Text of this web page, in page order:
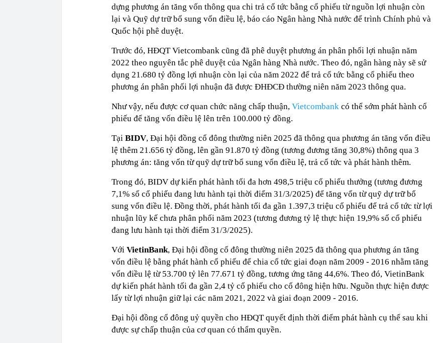
dựng phương án tăng vốn thông qua chi trả cổ tức bằng cổ phiếu từ nguồn lợi nhuận còn
lại và Quỹ dự trữ bổ sung vốn điều lệ, báo cáo Ngân hàng Nhà nước để trình Chính phủ và
Quốc hội phê duyệt.
Trước đó, HĐQT Vietcombank cũng đã phê duyệt phương án phân phối lợi nhuận năm
2022 theo nguyên tắc phê duyệt của Ngân hàng Nhà nước. Theo đó, ngân hàng này sẽ sử
dụng 21.680 tỷ đồng lợi nhuận còn lại của năm 2022 để trả cổ tức bằng cổ phiếu theo
phương án phân phối lợi nhuận đã được ĐHĐCĐ thường niên năm 2023 thông qua.
Như vậy, nếu được cơ quan chức năng chấp thuận, Vietcombank có thể sớm phát hành cổ
phiếu để tăng vốn điều lệ lên trên 100.000 tỷ đồng.
Tại BIDV, Đại hội đồng cổ đông thường niên 2025 đã thông qua phương án tăng vốn điều
lệ thêm 21.656 tỷ đồng, lên gần 91.870 tỷ đồng (tương đương tăng 30,8%) thông qua 3
phương án: tăng vốn từ quỹ dự trữ bổ sung vốn điều lệ, trả cổ tức và phát hành thêm.
Trong đó, BIDV dự kiến phát hành tối đa hơn 498,5 triệu cổ phiếu thưởng (tương đương
7,1% số cổ phiếu đang lưu hành tại thời điểm 31/3/2025) để tăng vốn từ quỹ dự trữ bổ
sung vốn điều lệ. Đồng thời, phát hành tối đa gần 1.397,3 triệu cổ phiếu để trả cổ tức từ lợi
nhuận lũy kế chưa phân phối năm 2023 (tương đương tỷ lệ thực hiện 19,9% số cổ phiếu
đang lưu hành tại thời điểm 31/3/2025).
Với VietinBank, Đại hội đồng cổ đông thường niên 2025 đã thông qua phương án tăng
vốn điều lệ bằng phát hành cổ phiếu để chia cổ tức giai đoạn năm 2009 - 2016 nhằm tăng
vốn điều lệ từ 53.700 tỷ lên 77.671 tỷ đồng, tương ứng tăng 44,6%. Theo đó, VietinBank
dự kiến phát hành tối đa gần 2,4 tỷ cổ phiếu cho cổ đông hiện hữu. Nguồn thực hiện được
lấy từ lợi nhuận giữ lại các năm 2021, 2022 và giai đoạn 2009 - 2016.
Đại hội đồng cổ đông uỷ quyền cho HĐQT quyết định thời điểm phát hành cụ thể sau khi
được sự chấp thuận của cơ quan có thẩm quyền.